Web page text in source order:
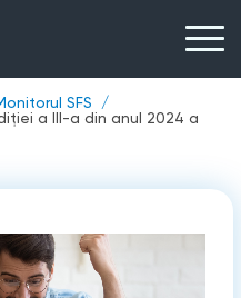
SFS
a III-a din anul 2024 a